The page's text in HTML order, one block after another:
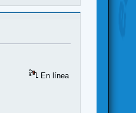
En línea